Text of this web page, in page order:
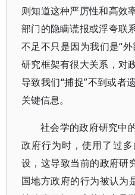
则知道这种严厉性和高效
部门的隐瞒谎报或浮夸联
不足不只是因为我们是“
研究框架有很大关系，对
导致我们“捕捉”不到或者
关键信息。
社会学的政府研究中
政府行为时，使用了过
设，这导致当前的政府研
国地方政府的行为被认为